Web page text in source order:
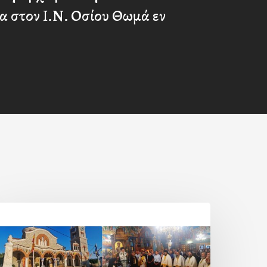
στον Ι.Ν. Οσίου Θωμά εν